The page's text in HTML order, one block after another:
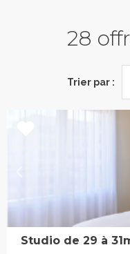
28
Trier par :
Studio de 29 à